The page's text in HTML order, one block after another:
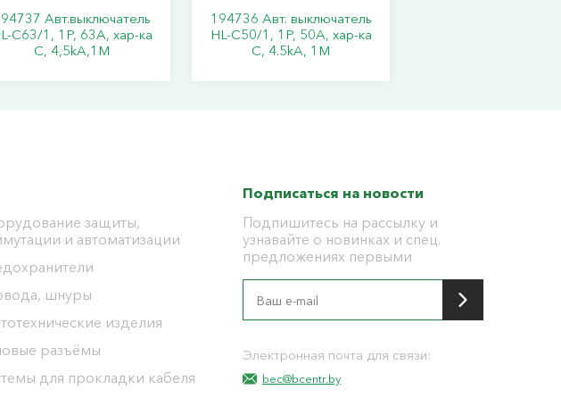
Авт.выключатель
C63/1, 1Р, 63А, хар-ка
С, 4,5kA,1M
194736 Авт. выключатель
HL-C50/1, 1P, 50A, хар-ка
C, 4.5kA, 1M
защиты,
и автоматизации
шнуры
изделия
разъёмы
для прокладки кабеля
Подписаться на новости
Подпишитесь на рассылку и
узнавайте о новинках и спец.
предложениях первыми
Электронная почта для связи:
bec@bcentr.by